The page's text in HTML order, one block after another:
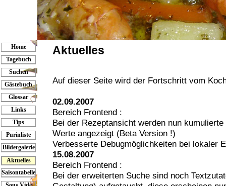
Home
Tagebuch
Suchen
Gästebuch
Glossar
Links
Tips
Purinliste
Bildergalerie
Aktuelles
Saisontabelle
Aktuelles
Auf dieser Seite wird der Fortschritt vom
02.09.2007
Bereich Frontend :
Bei der Rezeptansicht werden nun
Werte angezeigt (Beta Version !)
Verbesserte Debugmöglichkeiten bei lokaler
15.08.2007
Bereich Frontend :
Bei der erweiterten Suche sind noch